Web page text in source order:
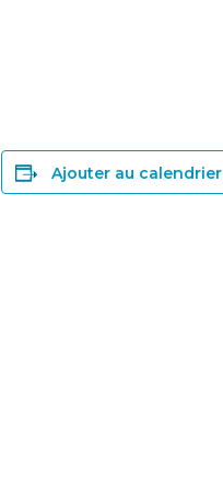
Ajouter au calendrier